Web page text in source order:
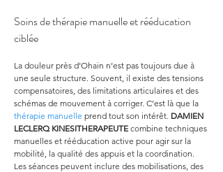
Soins de thérapie manuelle et rééducation
ciblée
La douleur près d’Ohain n’est pas toujours due à
une seule structure. Souvent, il existe des tensions
compensatoires, des limitations articulaires et des
schémas de mouvement à corriger. C’est là que la
thérapie manuelle prend tout son intérêt. DAMIEN
LECLERQ KINESITHERAPEUTE combine techniques
manuelles et rééducation active pour agir sur la
mobilité, la qualité des appuis et la coordination.
Les séances peuvent inclure des mobilisations, des